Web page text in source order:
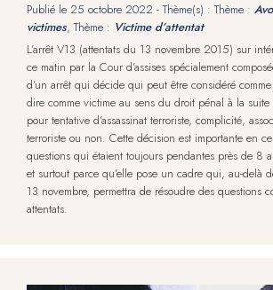
Publié le 25 octobre 2022 - Thème(s) : Thème :
victimes, Thème : Victime d’attentat
L’arrêt V13 (attentats du 13 novembre 2015) sur
ce matin par la Cour d’assises spécialement
d’un arrêt qui décide qui peut être considéré
dire comme victime au sens du droit pénal à la suite
pour tentative d’assassinat terroriste, complicité,
terroriste ou non. Cette décision est importante en
questions qui étaient toujours pendantes près de 8
et surtout parce qu’elle pose un cadre qui, au-delà
13 novembre, permettra de résoudre des questions
attentats.